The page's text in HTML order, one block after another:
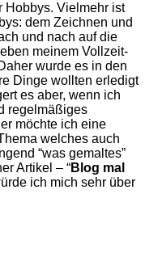
Hobbys. Vielmehr ist
dem Zeichnen und
und nach auf die
meinem Vollzeit-
wurde es in den
Dinge wollten erledigt
es aber, wenn ich
regelmäßiges
möchte ich eine
welches auch
“was gemaltes”
Artikel – “Blog mal
ich mich sehr über